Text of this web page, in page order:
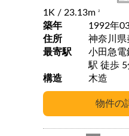
1K / 23.13m 2
築年
1992年
住所
神奈川県
最寄駅
小田急電
駅
構造
木造